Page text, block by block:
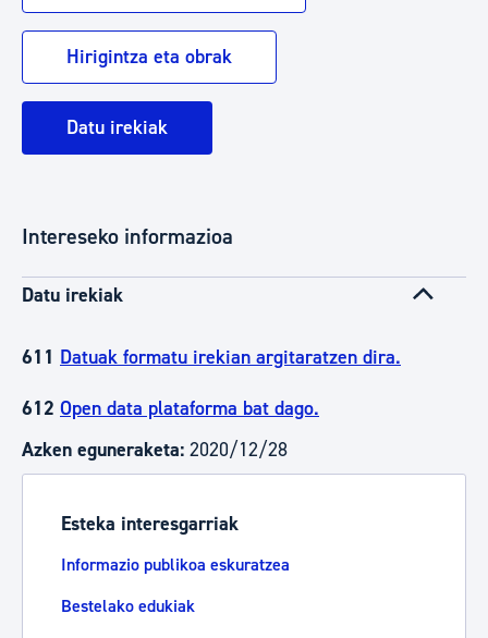
Hirigintza eta obrak
Datu irekiak
Intereseko informazioa
Datu irekiak
611 Datuak formatu irekian argitaratzen dira.
612 Open data plataforma bat dago.
Azken eguneraketa: 2020/12/28
Esteka interesgarriak
Informazio publikoa eskuratzea
Bestelako edukiak